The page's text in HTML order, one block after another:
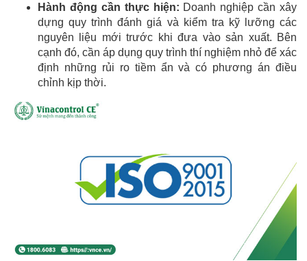
Hành động cần thực hiện: Doanh nghiệp cần xây
dựng quy trình đánh giá và kiểm tra kỹ lưỡng các
nguyên liệu mới trước khi đưa vào sản xuất. Bên
cạnh đó, cần áp dụng quy trình thí nghiệm nhỏ để xác
định những rủi ro tiềm ẩn và có phương án điều
chỉnh kịp thời.